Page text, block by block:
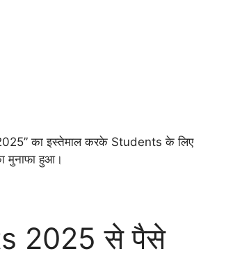
का इस्तेमाल करके Students के लिए
मुनाफा हुआ।
2025 से पैसे